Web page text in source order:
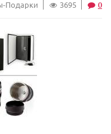
Подарки 3695 0